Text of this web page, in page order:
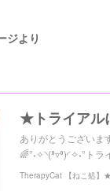
ジより
★トライアル
ありがとうございま
🌈°˖✧◝(⁰▿⁰)◜✧˖°ト
TherapyCat 【ねこ処】